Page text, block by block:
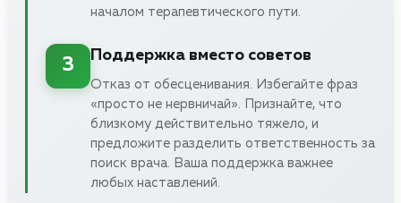
началом терапевтического пути.
3
Поддержка вместо советов
Отказ от обесценивания. Избегайте фраз
«просто не нервничай». Признайте, что
близкому действительно тяжело, и
предложите разделить ответственность за
поиск врача. Ваша поддержка важнее
любых наставлений.